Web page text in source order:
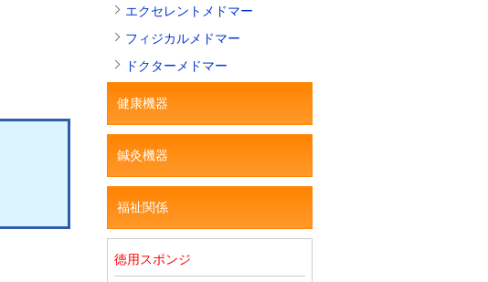
エクセレントメドマー
フィジカルメドマー
ドクターメドマー
健康機器
鍼灸機器
福祉関係
徳用スポンジ